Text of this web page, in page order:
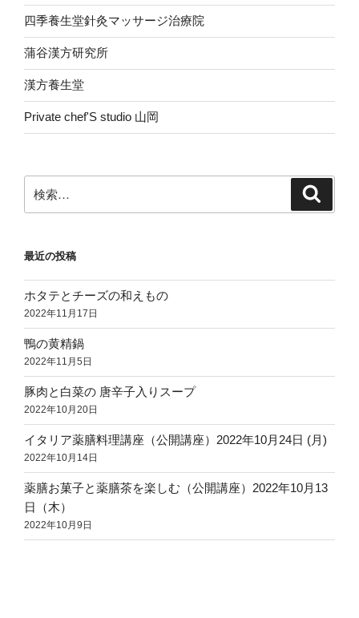
四季養生堂針灸マッサージ治療院
蒲谷漢方研究所
漢方養生堂
Private chef'S studio 山岡
索:
最近の投稿
ホタテとチーズの和えもの
2022年11月17日
鴨の黄精鍋
2022年11月5日
豚肉と白菜の 唐辛子入りスープ
2022年10月20日
イタリア薬膳料理講座（公開講座）2022年10月24日 (月)
2022年10月14日
薬膳お菓子と薬膳茶を楽しむ（公開講座）2022年10月13
日（木）
2022年10月9日